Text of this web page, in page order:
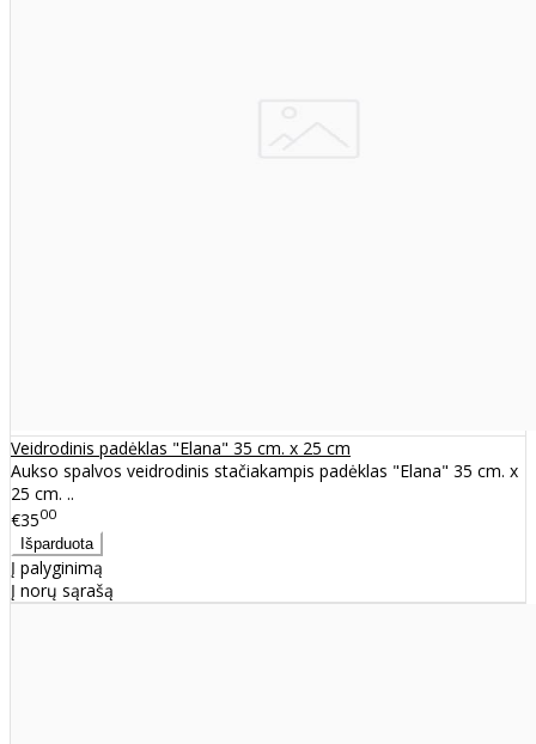
Veidrodinis padėklas "Elana" 35 cm. x 25 cm
Aukso spalvos veidrodinis stačiakampis padėklas "Elana" 35 cm. x
25 cm. ..
€3500
Į palyginimą
Į norų sąrašą